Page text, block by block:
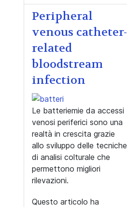
Peripheral
venous catheter-
related
bloodstream
infection
Le batteriemie da accessi
venosi periferici sono una
realtà in crescita grazie
allo sviluppo delle tecniche
di analisi colturale che
permettono migliori
rilevazioni.
Questo articolo ha